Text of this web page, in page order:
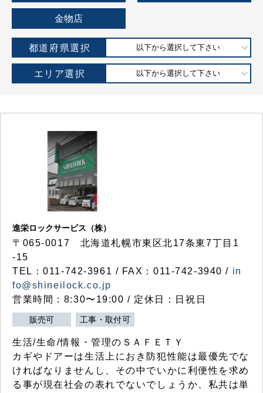
金物店
都道府県選択 以下から選択して下さい
エリア選択 以下から選択して下さい
進栄ロックサービス（株）
〒065-0017 北海道札幌市東区北17条東7丁目1
-15
TEL：011-742-3961 / FAX：011-742-3940 / in
fo@shineilock.co.jp
営業時間：8:30〜19:00 / 定休日：日祝日
販売可 工事・取付可
生活/生命/情報・管理のＳＡＦＥＴＹ
カギやドアーは生活上におき防犯性能は最優先でな
ければなりませんし、その中でいかに利便性を求め
る事が現在社会の表れでないでしょうか、私共は単